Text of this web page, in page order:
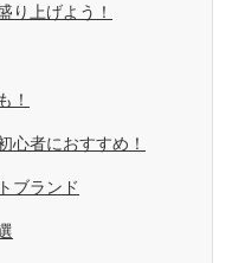
り上げよう！
！
心者におすすめ！
ブランド